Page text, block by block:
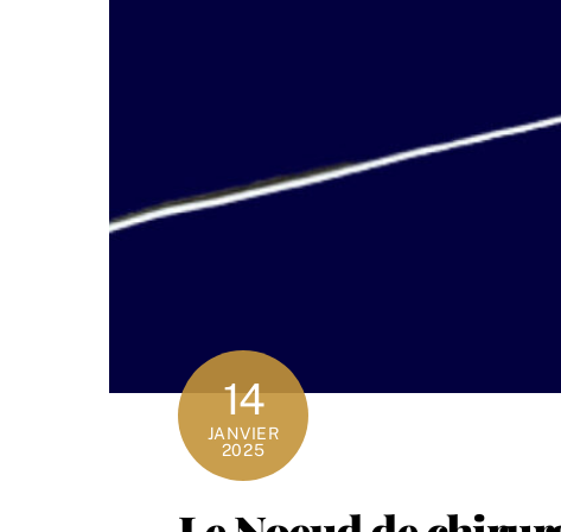
14
JANVIER
2025